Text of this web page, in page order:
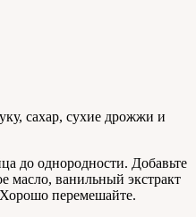
сахар, сухие дрожжи и
до однородности. Добавьте
масло, ванильный экстракт
перемешайте.